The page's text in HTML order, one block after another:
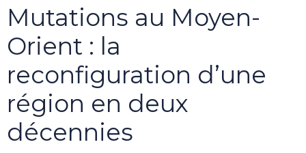
Mutations au Moyen-
Orient : la
reconfiguration d’une
région en deux
décennies